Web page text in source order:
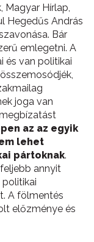
Magyar Hírlap,
Hegedűs András
Bár
emlegetni. A
és van politikai
joga van
az az egyik
lehet
pártoknak.
annyit
A fölmentés
előzménye és